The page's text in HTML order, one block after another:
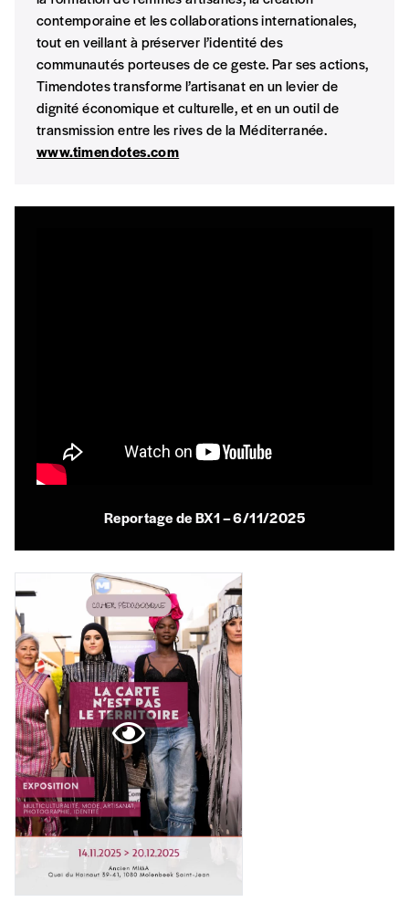
Je commande au numéro
Édition papier (livraison en Belgique
uniquement)
Quantité
Offre découverte
Vous souhaitez découvrirImag? Nous vous
offrons les deux derniers numéros publiés.
Je souhaite bénéficier de l’offre
découverte
Cadeau
Faites découvrir l'Imagà un·e ami·e et offrez-
lui un abonnement ou numéro au choix.
J’offre un abonnement (5
numéros)
J’offre le(s) numéro(s)
contemporaine et les collaborations internationales,
tout en veillant à préserver l’identité des
communautés porteuses de ce geste. Par ses actions,
Timendotes transforme l’artisanat en un levier de
dignité économique et culturelle, et en un outil de
transmission entre les rives de la Méditerranée.
www.timendotes.com
Reportage de BX1 – 6/11/2025